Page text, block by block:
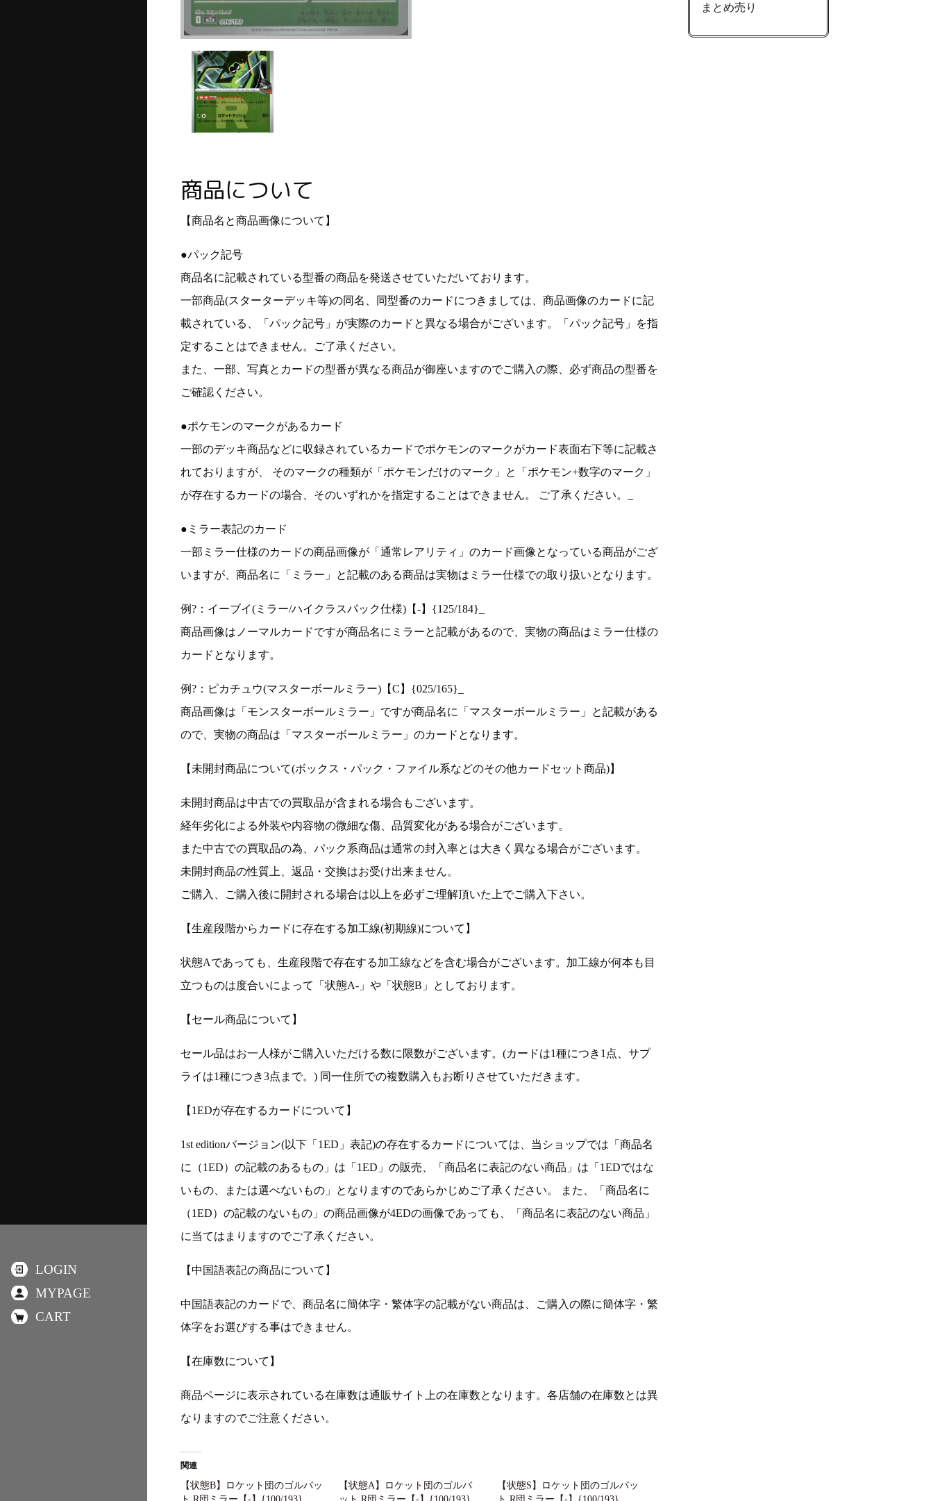
商品について
【商品名と商品画像について】
●パック記号
商品名に記載されている型番の商品を発送させていただいております。
一部商品(スターターデッキ等)の同名、同型番のカードにつきましては、商品画像のカードに記
載されている、「パック記号」が実際のカードと異なる場合がございます。「パック記号」を指
定することはできません。ご了承ください。
また、一部、写真とカードの型番が異なる商品が御座いますのでご購入の際、必ず商品の型番を
ご確認ください。
●ポケモンのマークがあるカード
一部のデッキ商品などに収録されているカードでポケモンのマークがカード表面右下等に記載さ
れておりますが、 そのマークの種類が「ポケモンだけのマーク」と「ポケモン+数字のマーク」
が存在するカードの場合、そのいずれかを指定することはできません。 ご了承ください。_
●ミラー表記のカード
一部ミラー仕様のカードの商品画像が「通常レアリティ」のカード画像となっている商品がござ
いますが、商品名に「ミラー」と記載のある商品は実物はミラー仕様での取り扱いとなります。
例?：イーブイ(ミラー/ハイクラスパック仕様)【-】{125/184}_
商品画像はノーマルカードですが商品名にミラーと記載があるので、実物の商品はミラー仕様の
カードとなります。
例?：ピカチュウ(マスターボールミラー)【C】{025/165}_
商品画像は「モンスターボールミラー」ですが商品名に「マスターボールミラー」と記載がある
ので、実物の商品は「マスターボールミラー」のカードとなります。
【未開封商品について(ボックス・パック・ファイル系などのその他カードセット商品)】
未開封商品は中古での買取品が含まれる場合もございます。
経年劣化による外装や内容物の微細な傷、品質変化がある場合がございます。
また中古での買取品の為、パック系商品は通常の封入率とは大きく異なる場合がございます。
未開封商品の性質上、返品・交換はお受け出来ません。
ご購入、ご購入後に開封される場合は以上を必ずご理解頂いた上でご購入下さい。
【生産段階からカードに存在する加工線(初期線)について】
状態Aであっても、生産段階で存在する加工線などを含む場合がございます。加工線が何本も目
立つものは度合いによって「状態A-」や「状態B」としております。
【セール商品について】
セール品はお一人様がご購入いただける数に限数がございます。(カードは1種につき1点、サプ
ライは1種につき3点まで。) 同一住所での複数購入もお断りさせていただきます。
【1EDが存在するカードについて】
1st editionバージョン(以下「1ED」表記)の存在するカードについては、当ショップでは「商品名
に（1ED）の記載のあるもの」は「1ED」の販売、「商品名に表記のない商品」は「1EDではな
いもの、または選べないもの」となりますのであらかじめご了承ください。 また、「商品名に
（1ED）の記載のないもの」の商品画像が4EDの画像であっても、「商品名に表記のない商品」
に当てはまりますのでご了承ください。
【中国語表記の商品について】
中国語表記のカードで、商品名に簡体字・繁体字の記載がない商品は、ご購入の際に簡体字・繁
体字をお選びする事はできません。
【在庫数について】
商品ページに表示されている在庫数は通販サイト上の在庫数となります。各店舗の在庫数とは異
なりますのでご注意ください。
関連
【状態B】ロケット団のゴルバッ
【状態A】ロケット団のゴルバ
【状態S】ロケット団のゴルバッ
まとめ売り
LOGIN
MYPAGE
CART